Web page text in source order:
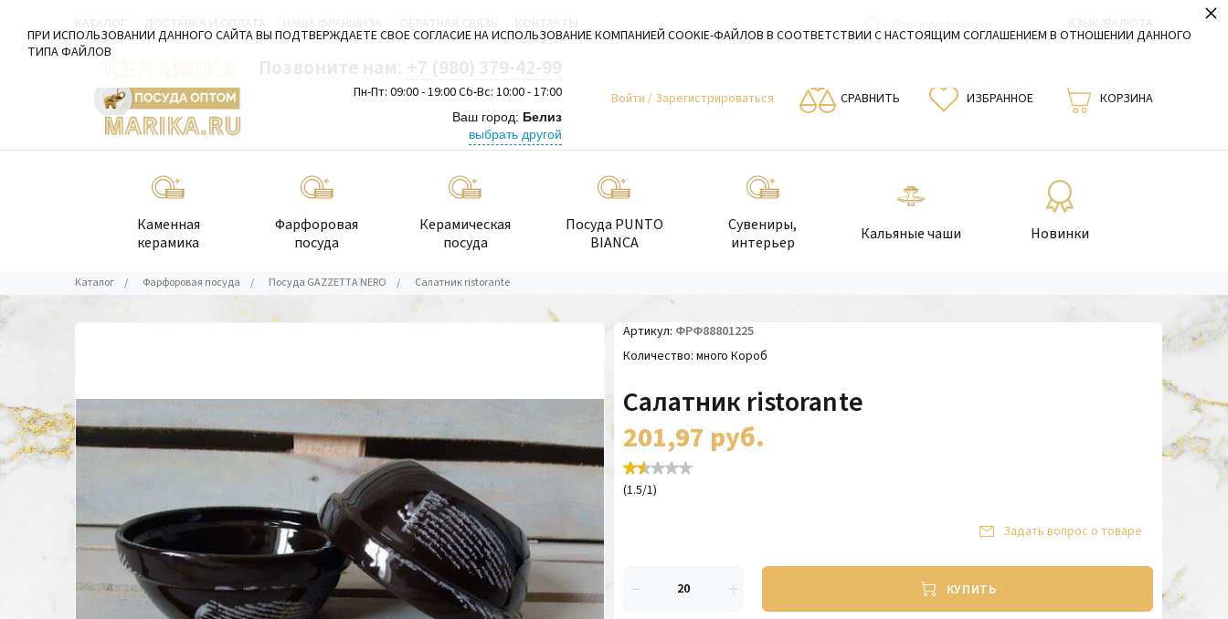
ДОСТАВКА И ОПЛАТА
Пн-Пт: 09:00 - 19:00 Сб-Вс: 10:00 - 17:00
Ваш город: Белиз
выбрать другой
Войти / Зарегистрироваться СРАВНИТЬ ИЗБРАННОЕ КОРЗИНА
Каменная
керамика
Фарфоровая
посуда
Керамическая
посуда
Посуда PUNTO
BIANCA
Сувениры,
интерьер
Кальяные чаши Новинки
Каталог / Фарфоровая посуда / Посуда GAZZETTA NERO / Салатник ristorante
Артикул ФРФ88801225
Количество много Короб
Салатник ristorante
201,97 руб.
(1.5/1)
Задать вопрос о товаре
КУПИТЬ
ПРИ ИСПОЛЬЗОВАНИИ ДАННОГО САЙТА ВЫ ПОДТВЕРЖДАЕТЕ СВОЕ СОГЛАСИЕ НА ИСПОЛЬЗОВАНИЕ КОМПАНИЕЙ COOKIE-ФАЙЛОВ В СООТВЕТСТВИИ С НАСТОЯЩИМ СОГЛАШЕНИЕМ В ОТНОШЕНИИ ДАННОГО
ТИПА ФАЙЛОВ
×